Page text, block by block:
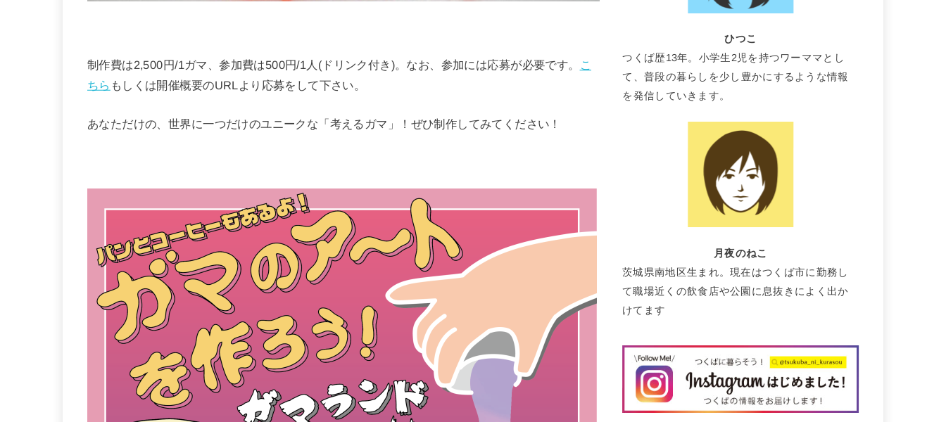
制作費は2,500円/1ガマ、参加費は500円/1人(ドリンク付き)。なお、参加には応募が必要です。 こ
ちら もしくは開催概要のURLより応募をして下さい。
あなただけの、世界に一つだけのユニークな「考えるガマ」！ぜひ制作してみてください！
ひつこ
つくば歴13年。小学生2児を持つワーママとし
て、普段の暮らしを少し豊かにするような情報
を発信していきます。
月夜のねこ
茨城県南地区生まれ。現在はつくば市に勤務し
て職場近くの飲食店や公園に息抜きによく出か
けてます